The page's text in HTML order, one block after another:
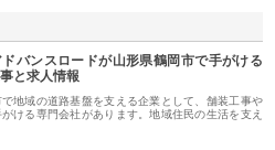
バンスロードが山形県鶴岡市で手がける
と求人情報
地域の道路基盤を支える企業として、舗装工事や
ける専門会社があります。地域住民の生活を支え